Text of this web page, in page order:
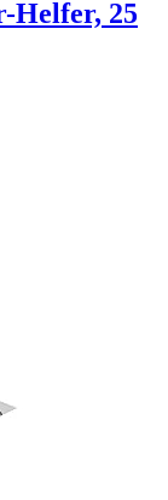
Helfer, 25